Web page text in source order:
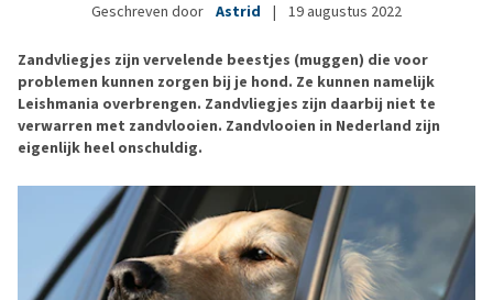
Geschreven door Astrid | 19 augustus 2022
Zandvliegjes zijn vervelende beestjes (muggen) die voor
problemen kunnen zorgen bij je hond. Ze kunnen namelijk
Leishmania overbrengen. Zandvliegjes zijn daarbij niet te
verwarren met zandvlooien. Zandvlooien in Nederland zijn
eigenlijk heel onschuldig.